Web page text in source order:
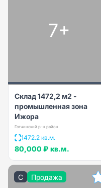
7+
Склад 1472,2 м2 -
промышленная зона
Ижора
Гатчинский р-н район
1472.2 кв.м.
80,000 ₽ кв.м.
C Продажа